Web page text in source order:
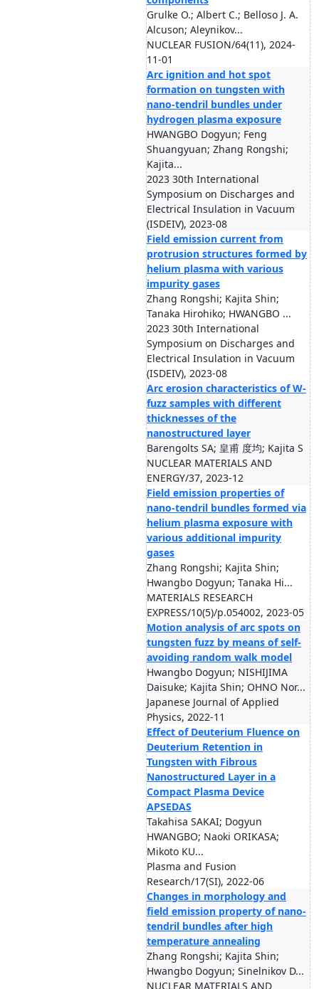
Grulke O.; Albert C.; Belloso J. A.
Alcuson; Aleynikov...
NUCLEAR FUSION/64(11), 2024-
11-01
Arc ignition and hot spot
formation on tungsten with
nano-tendril bundles under
hydrogen plasma exposure
HWANGBO Dogyun; Feng
Shuangyuan; Zhang Rongshi;
Kajita...
2023 30th International
Symposium on Discharges and
Electrical Insulation in Vacuum
(ISDEIV), 2023-08
Field emission current from
protrusion structures formed by
helium plasma with various
impurity gases
Zhang Rongshi; Kajita Shin;
Tanaka Hirohiko; HWANGBO ...
2023 30th International
Symposium on Discharges and
Electrical Insulation in Vacuum
(ISDEIV), 2023-08
Arc erosion characteristics of W-
fuzz samples with different
thicknesses of the
nanostructured layer
Barengolts SA; 皇甫 度均; Kajita S
NUCLEAR MATERIALS AND
ENERGY/37, 2023-12
Field emission properties of
nano-tendril bundles formed via
helium plasma exposure with
various additional impurity
gases
Zhang Rongshi; Kajita Shin;
Hwangbo Dogyun; Tanaka Hi...
MATERIALS RESEARCH
EXPRESS/10(5)/p.054002, 2023-05
Motion analysis of arc spots on
tungsten fuzz by means of self-
avoiding random walk model
Hwangbo Dogyun; NISHIJIMA
Daisuke; Kajita Shin; OHNO Nor...
Japanese Journal of Applied
Physics, 2022-11
Effect of Deuterium Fluence on
Deuterium Retention in
Tungsten with Fibrous
Nanostructured Layer in a
Compact Plasma Device
APSEDAS
Takahisa SAKAI; Dogyun
HWANGBO; Naoki ORIKASA;
Mikoto KU...
Plasma and Fusion
Research/17(SI), 2022-06
Changes in morphology and
field emission property of nano-
tendril bundles after high
temperature annealing
Zhang Rongshi; Kajita Shin;
Hwangbo Dogyun; Sinelnikov D...
NUCLEAR MATERIALS AND